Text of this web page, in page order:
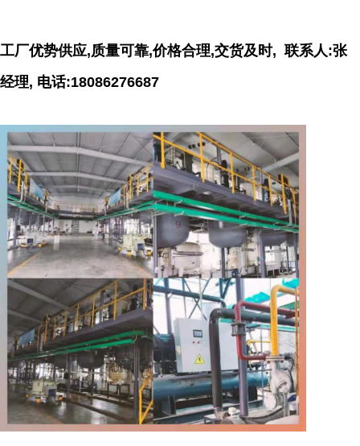
工厂优势供应,质量可靠,价格合理,交货及时, 联系人:张
经理, 电话:18086276687